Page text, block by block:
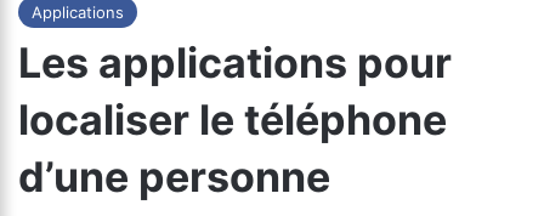
Applications
Les applications pour
localiser le téléphone
d’une personne